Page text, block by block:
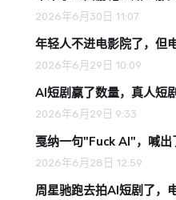
2026年6月30日 11:07
年轻人不进电影院了，但
2026年6月29日 10:09
AI短剧赢了数量，真人短
2026年6月29日 9:33
戛纳一句"Fuck AI"，喊出
2026年6月28日 12:59
周星驰跑去拍AI短剧了，